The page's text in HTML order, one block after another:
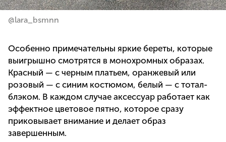
@lara_bsmnn
Особенно примечательны яркие береты, которые
выигрышно смотрятся в монохромных образах.
Красный — с черным платьем, оранжевый или
розовый — с синим костюмом, белый — с тотал-
блэком. В каждом случае аксессуар работает как
эффектное цветовое пятно, которое сразу
приковывает внимание и делает образ
завершенным.